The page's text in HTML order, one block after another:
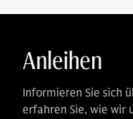
Anleihen
Informieren Sie sich
erfahren Sie, wie wir